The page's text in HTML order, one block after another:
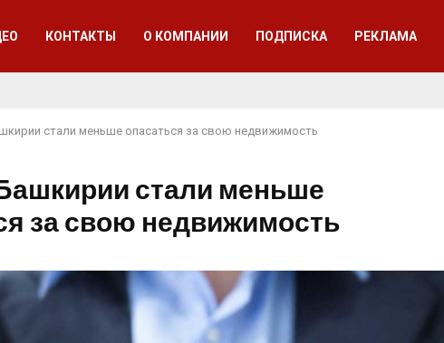
КОНТАКТЫ О КОМПАНИИ ПОДПИСКА РЕКЛАМА
стали меньше опасаться за свою недвижимость
стали меньше
за свою недвижимость